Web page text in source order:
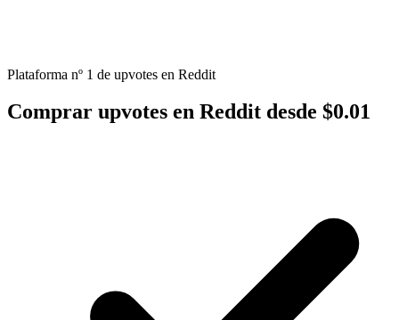
Plataforma nº 1 de upvotes en Reddit
Comprar upvotes en Reddit desde $0.01